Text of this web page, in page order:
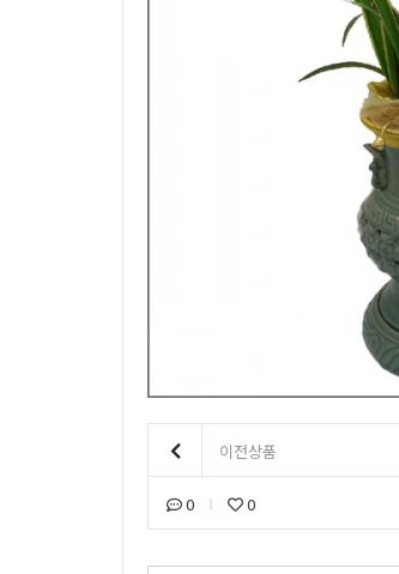
이전상품
0 0